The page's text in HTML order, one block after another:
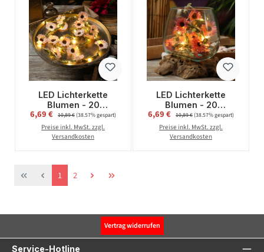
LED Lichterkette
Blumen - 20
warmweiße LED -
Batterie - Timer - L:
1,45m - für Außen -
Verkaufspreis:
6,69 € Regulärer Preis:
10,89 €(38.57% gespart)
Preise inkl. MwSt. zzgl.
Versandkosten
LED Lichterkette
Blumen - 20
warmweiße LED -
Batterie - Timer - L:
1,45m - für Außen -
Verkaufspreis:
6,69 € Regulärer Preis:
10,89 €(38.57% gespart)
Preise inkl. MwSt. zzgl.
Versandkosten
Seite
1 Seite
2
Vertrag widerrufen
Service-Hotline